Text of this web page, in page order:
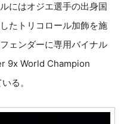
にはオジエ選手の出身国
たトリコロール加飾を施
ェンダーに専用バイナル
9x World Champion
る。